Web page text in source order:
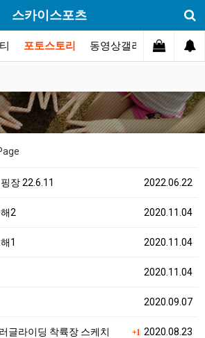
스카이스포츠
포토스토리 동영상갤러리 대회.행
2022.06.22
장 22.6.11
2020.11.04
2
2020.11.04
1
2020.11.04
2020.09.07
+1 2020.08.23
글라이딩 착륙장 스케치